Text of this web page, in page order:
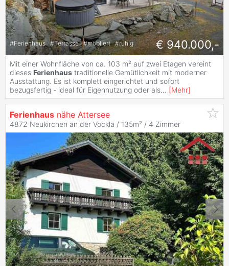
#Ferienhaus #Terrasse #möbliert #ruhig € 940.000,-
Mit einer Wohnfläche von ca. 103 m² auf zwei Etagen vereint
dieses Ferienhaus traditionelle Gemütlichkeit mit moderner
Ausstattung. Es ist komplett eingerichtet und sofort
bezugsfertig - ideal für Eigennutzung oder als... [Mehr]
Ferienhaus nähe Attersee
4872 Neukirchen an der Vöckla / 135m² / 4 Zimmer